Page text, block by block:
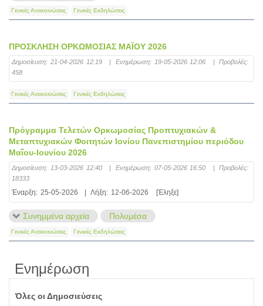
Γενικές Ανακοινώσεις Γενικές Εκδηλώσεις
ΠΡΟΣΚΛΗΣΗ ΟΡΚΩΜΟΣΙΑΣ ΜΑΪΟΥ 2026
Δημοσίευση: 21-04-2026 12:19 | Ενημέρωση: 19-05-2026 12:06 |
Προβολές:
458
Γενικές Ανακοινώσεις Γενικές Εκδηλώσεις
Πρόγραμμα Τελετών Ορκωμοσίας Προπτυχιακών &
Μεταπτυχιακών Φοιτητών Ιονίου Πανεπιστημίου περιόδου
Μαΐου-Ιουνίου 2026
Δημοσίευση: 13-03-2026 12:40 | Ενημέρωση: 07-05-2026 16:50 |
Προβολές:
18333
Έναρξη: 25-05-2026 | Λήξη: 12-06-2026 [Έληξε]
Συνημμένα αρχεία Πολυμέσα
Γενικές Ανακοινώσεις Γενικές Εκδηλώσεις
Ενημέρωση
Όλες οι Δημοσιεύσεις